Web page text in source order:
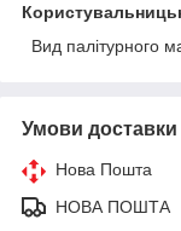
Вид палітурного
Умови доставки
Нова Пошта
НОВА ПОШТА